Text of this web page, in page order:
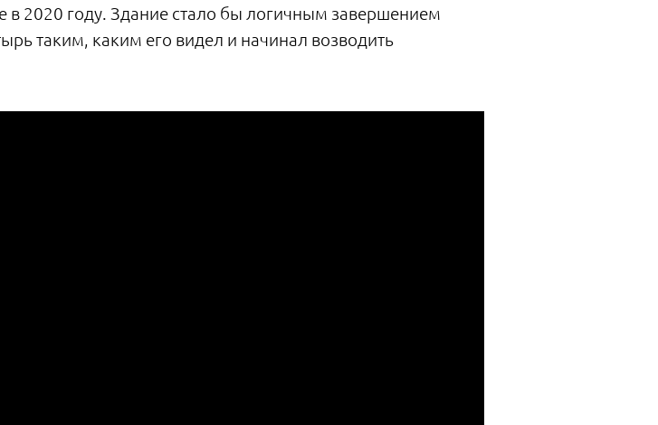
в 2020 году. Здание стало бы логичным завершением
таким, каким его видел и начинал возводить